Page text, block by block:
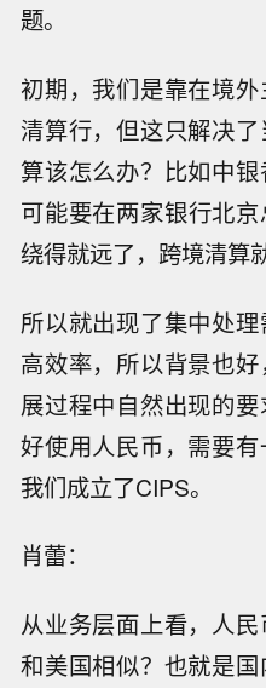
题。
初期，我们是靠在境
清算行，但这只解决
算该怎么办？比如中银
可能要在两家银行北
绕得就远了，跨境清算
所以就出现了集中处
高效率，所以背景也
展过程中自然出现的
好使用人民币，需要
我们成立了CIPS。
肖蕾：
从业务层面上看，人
和美国相似？也就是国